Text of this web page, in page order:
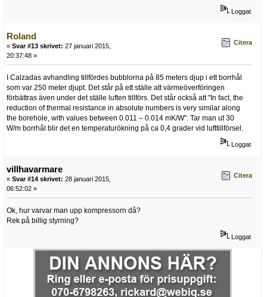
Loggat
Roland
« Svar #13 skrivet: 27 januari 2015,
20:37:48 »
Citera
I Calzadas avhandling tillfördes bubblorna på 85 meters djup i ett borrhål
som var 250 meter djupt. Det står på ett ställe att värmeöverföringen
förbättras även under det ställe luften tillförs. Det står också att "In fact, the
reduction of thermal resistance in absolute numbers is very similar along
the borehole, with values between 0.011 – 0.014 mK/W". Tar man ut 30
W/m borrhål blir det en temperaturökning på ca 0,4 grader vid lufttillförsel.
Loggat
villhavarmare
« Svar #14 skrivet: 28 januari 2015,
06:52:02 »
Citera
Ok, hur varvar man upp kompressorn då?
Rek på billig styrning?
Loggat